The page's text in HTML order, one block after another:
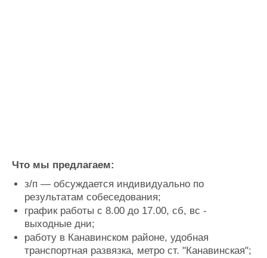
Что мы предлагаем:
з/п — обсуждается индивидуально по
результатам собеседования;
график работы с 8.00 до 17.00, сб, вс -
выходные дни;
работу в Канавинском районе, удобная
транспортная развязка, метро ст. "Канавинская";